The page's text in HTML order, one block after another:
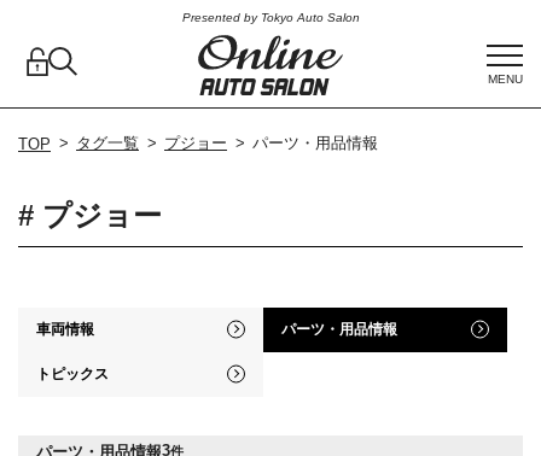
Presented by Tokyo Auto Salon
MENU
TOP タグ一覧 プジョー パーツ・用品情報
# プジョー
車両情報 パーツ・用品情報
トピックス
パーツ・用品情報3件